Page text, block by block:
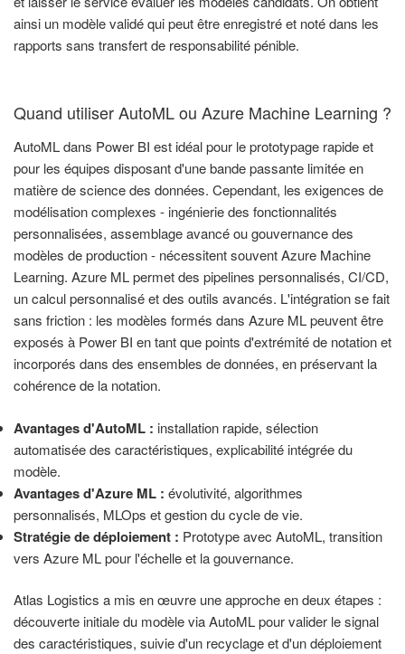
ainsi un modèle validé qui peut être enregistré et noté dans les
rapports sans transfert de responsabilité pénible.
Quand utiliser AutoML ou Azure Machine Learning ?
AutoML dans Power BI est idéal pour le prototypage rapide et
pour les équipes disposant d'une bande passante limitée en
matière de science des données. Cependant, les exigences de
modélisation complexes - ingénierie des fonctionnalités
personnalisées, assemblage avancé ou gouvernance des
modèles de production - nécessitent souvent Azure Machine
Learning. Azure ML permet des pipelines personnalisés, CI/CD,
un calcul personnalisé et des outils avancés. L'intégration se fait
sans friction : les modèles formés dans Azure ML peuvent être
exposés à Power BI en tant que points d'extrémité de notation et
incorporés dans des ensembles de données, en préservant la
cohérence de la notation.
Avantages d'AutoML : installation rapide, sélection
automatisée des caractéristiques, explicabilité intégrée du
modèle.
Avantages d'Azure ML : évolutivité, algorithmes
personnalisés, MLOps et gestion du cycle de vie.
Stratégie de déploiement : Prototype avec AutoML, transition
vers Azure ML pour l'échelle et la gouvernance.
Atlas Logistics a mis en œuvre une approche en deux étapes :
découverte initiale du modèle via AutoML pour valider le signal
des caractéristiques, suivie d'un recyclage et d'un déploiement